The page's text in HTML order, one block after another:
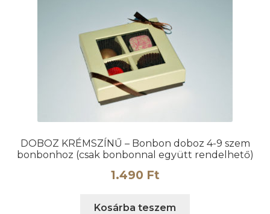
DOBOZ KRÉMSZÍNŰ – Bonbon doboz 4-9 szem
bonbonhoz (csak bonbonnal együtt rendelhető)
1.490 Ft
Kosárba teszem